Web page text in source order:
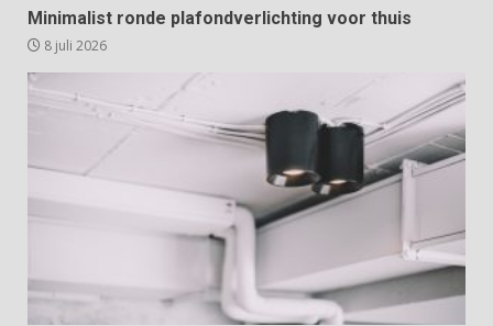
Minimalist ronde plafondverlichting voor thuis
8 juli 2026